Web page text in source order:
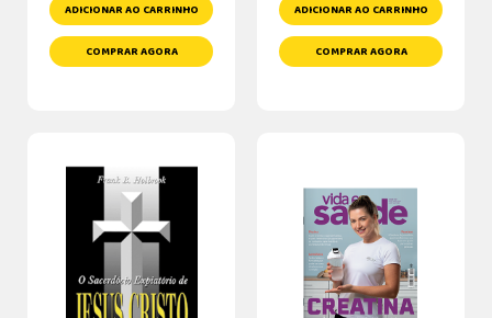
ADICIONAR AO CARRINHO
COMPRAR AGORA
ADICIONAR AO CARRINHO
COMPRAR AGORA